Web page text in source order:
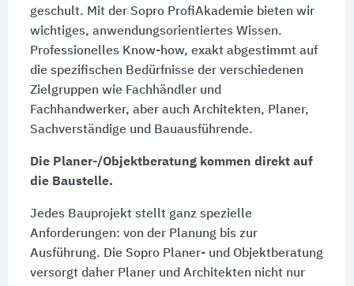
geschult. Mit der Sopro ProfiAkademie bieten wir
wichtiges, anwendungsorientiertes Wissen.
Professionelles Know-how, exakt abgestimmt auf
die spezifischen Bedürfnisse der verschiedenen
Zielgruppen wie Fachhändler und
Fachhandwerker, aber auch Architekten, Planer,
Sachverständige und Bauausführende.
Die Planer-/Objektberatung kommen direkt auf
die Baustelle.
Jedes Bauprojekt stellt ganz spezielle
Anforderungen: von der Planung bis zur
Ausführung. Die Sopro Planer- und Objektberatung
versorgt daher Planer und Architekten nicht nur